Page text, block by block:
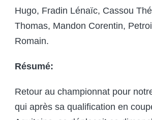
Hugo, Fradin Lénaïc, Cassou
Thomas, Mandon Corentin,
Romain.
Résumé:
Retour au championnat pour
qui après sa qualification en